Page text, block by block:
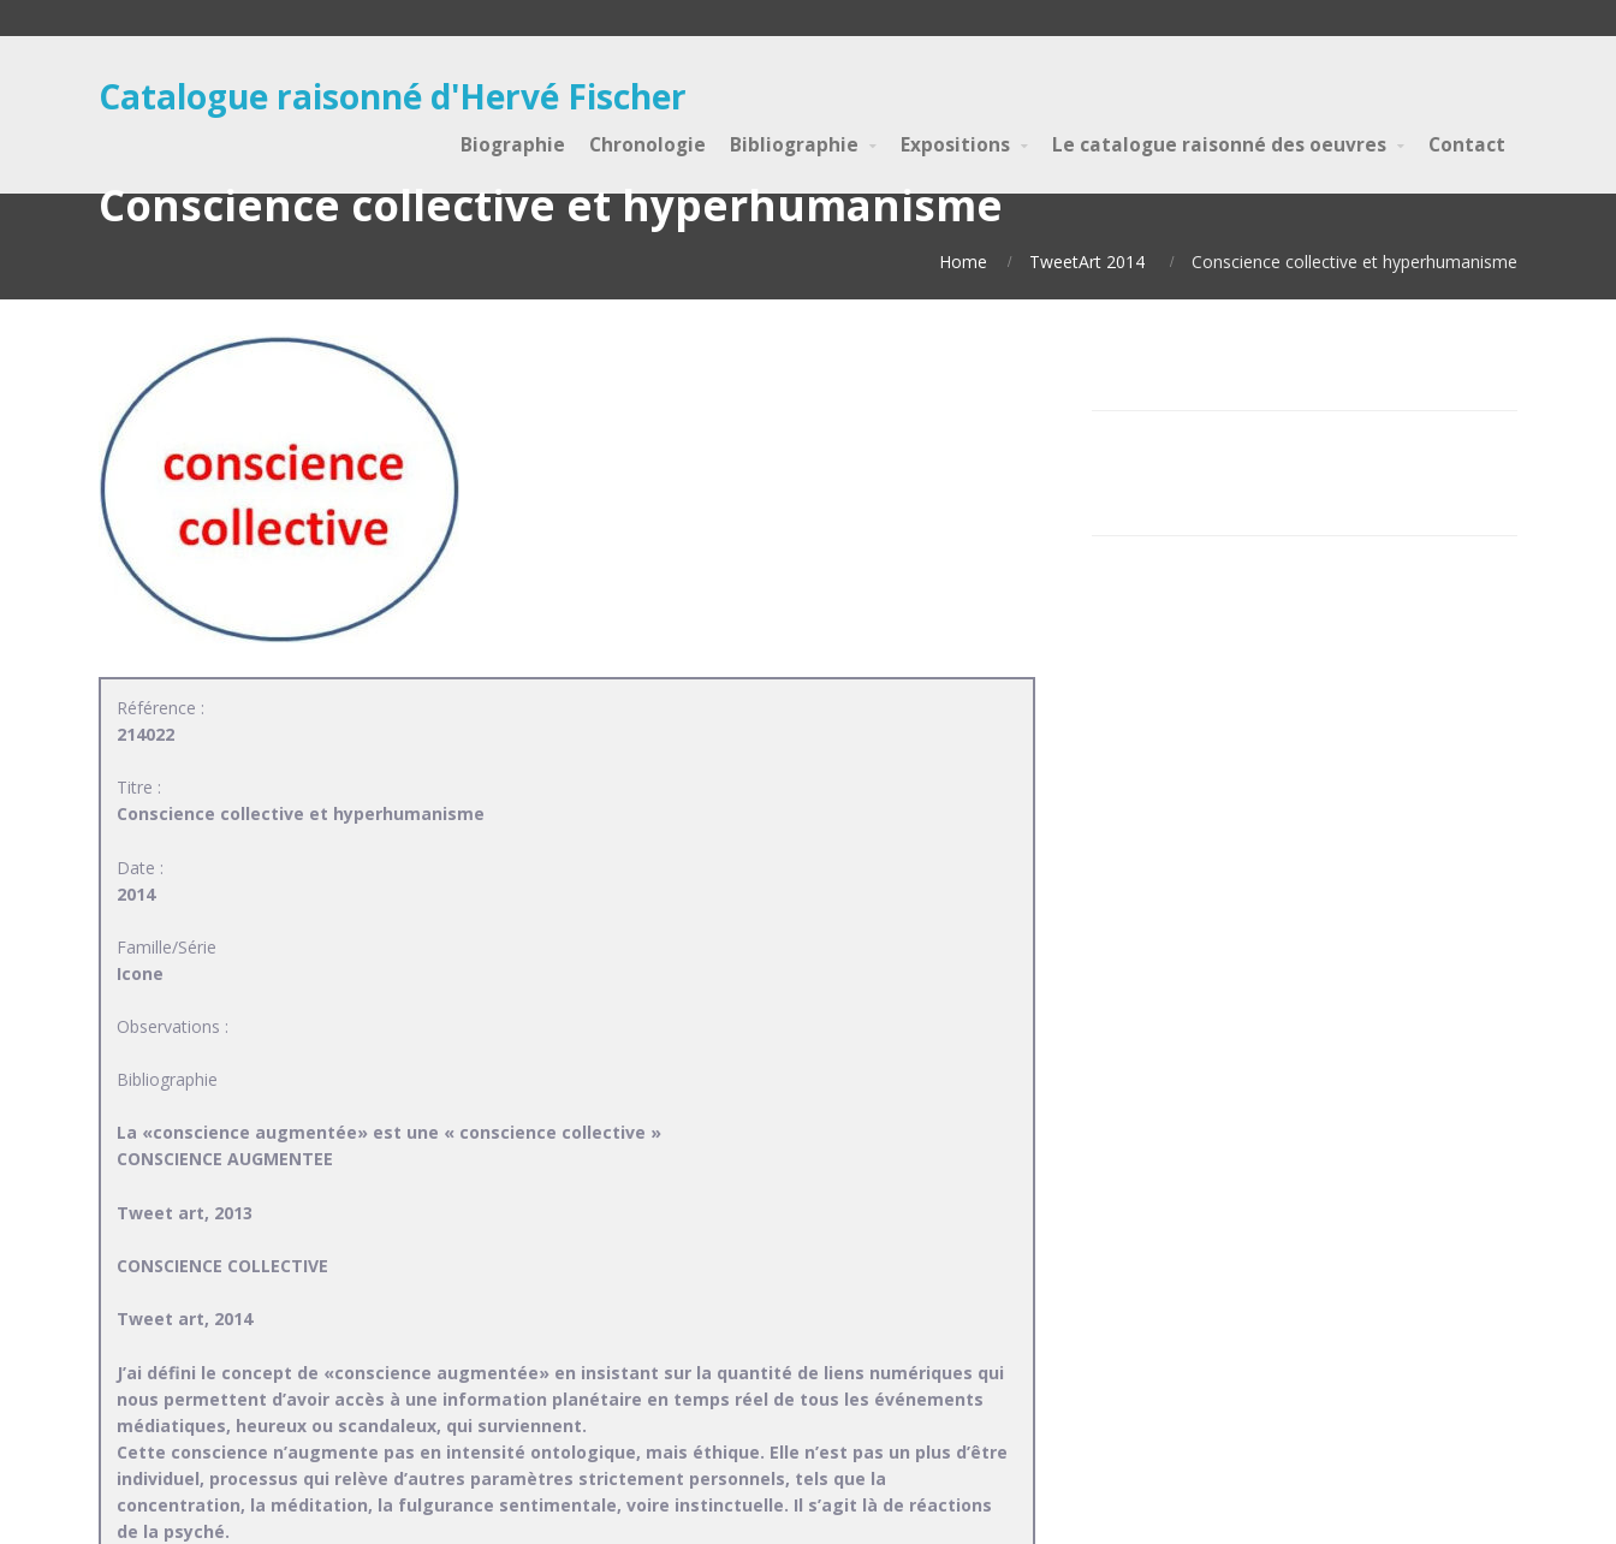
Catalogue raisonné d'Hervé Fischer
Biographie Chronologie Bibliographie Expositions Le catalogue raisonné des oeuvres Contact
Conscience collective et hyperhumanisme
Home TweetArt 2014 Conscience collective et hyperhumanisme
Référence :
214022
Titre :
Conscience collective et hyperhumanisme
Date :
2014
Famille/Série
Icone
Observations :
Bibliographie
La «conscience augmentée» est une « conscience collective »
CONSCIENCE AUGMENTEE
Tweet art, 2013
CONSCIENCE COLLECTIVE
Tweet art, 2014
J’ai défini le concept de «conscience augmentée» en insistant sur la quantité de liens numériques qui
nous permettent d’avoir accès à une information planétaire en temps réel de tous les événements
médiatiques, heureux ou scandaleux, qui surviennent.
Cette conscience n’augmente pas en intensité ontologique, mais éthique. Elle n’est pas un plus d’être
individuel, processus qui relève d’autres paramètres strictement personnels, tels que la
concentration, la méditation, la fulgurance sentimentale, voire instinctuelle. Il s’agit là de réactions
de la psyché.